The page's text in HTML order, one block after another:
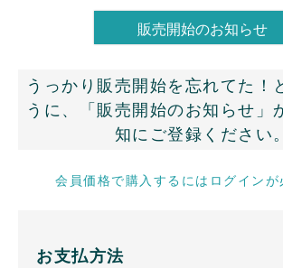
うっかり販売開始を忘れてた！
うに、「販売開始のお知らせ」
知にご登録ください。
会員価格で購入するにはログインが
お支払方法